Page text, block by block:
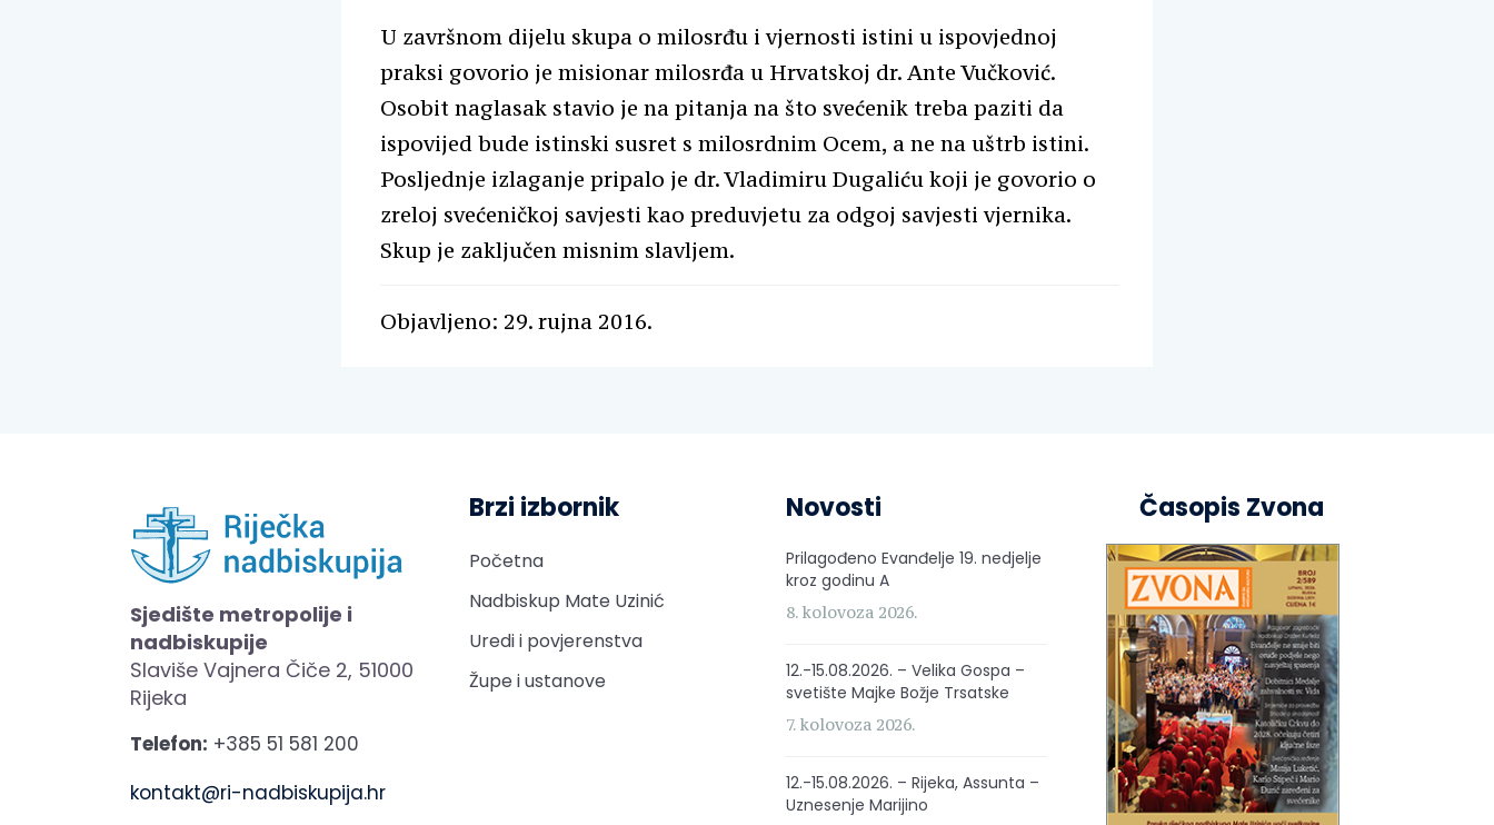
U završnom dijelu skupa o milosrđu i vjernosti istini u ispovjednoj
praksi govorio je misionar milosrđa u Hrvatskoj dr. Ante Vučković.
Osobit naglasak stavio je na pitanja na što svećenik treba paziti da
ispovijed bude istinski susret s milosrdnim Ocem, a ne na uštrb istini.
Posljednje izlaganje pripalo je dr. Vladimiru Dugaliću koji je govorio o
zreloj svećeničkoj savjesti kao preduvjetu za odgoj savjesti vjernika.
Skup je zaključen misnim slavljem.
Objavljeno: 29. rujna 2016.
Sjedište metropolije i
nadbiskupije
Slaviše Vajnera Čiče 2, 51000
Rijeka
Telefon: +385 51 581 200
kontakt@ri-nadbiskupija.hr
Brzi izbornik
Početna
Nadbiskup Mate Uzinić
Uredi i povjerenstva
Župe i ustanove
Novosti
Prilagođeno Evanđelje 19. nedjelje
kroz godinu A
8. kolovoza 2026.
12.-15.08.2026. – Velika Gospa –
svetište Majke Božje Trsatske
7. kolovoza 2026.
12.-15.08.2026. – Rijeka, Assunta –
Uznesenje Marijino
Časopis Zvona